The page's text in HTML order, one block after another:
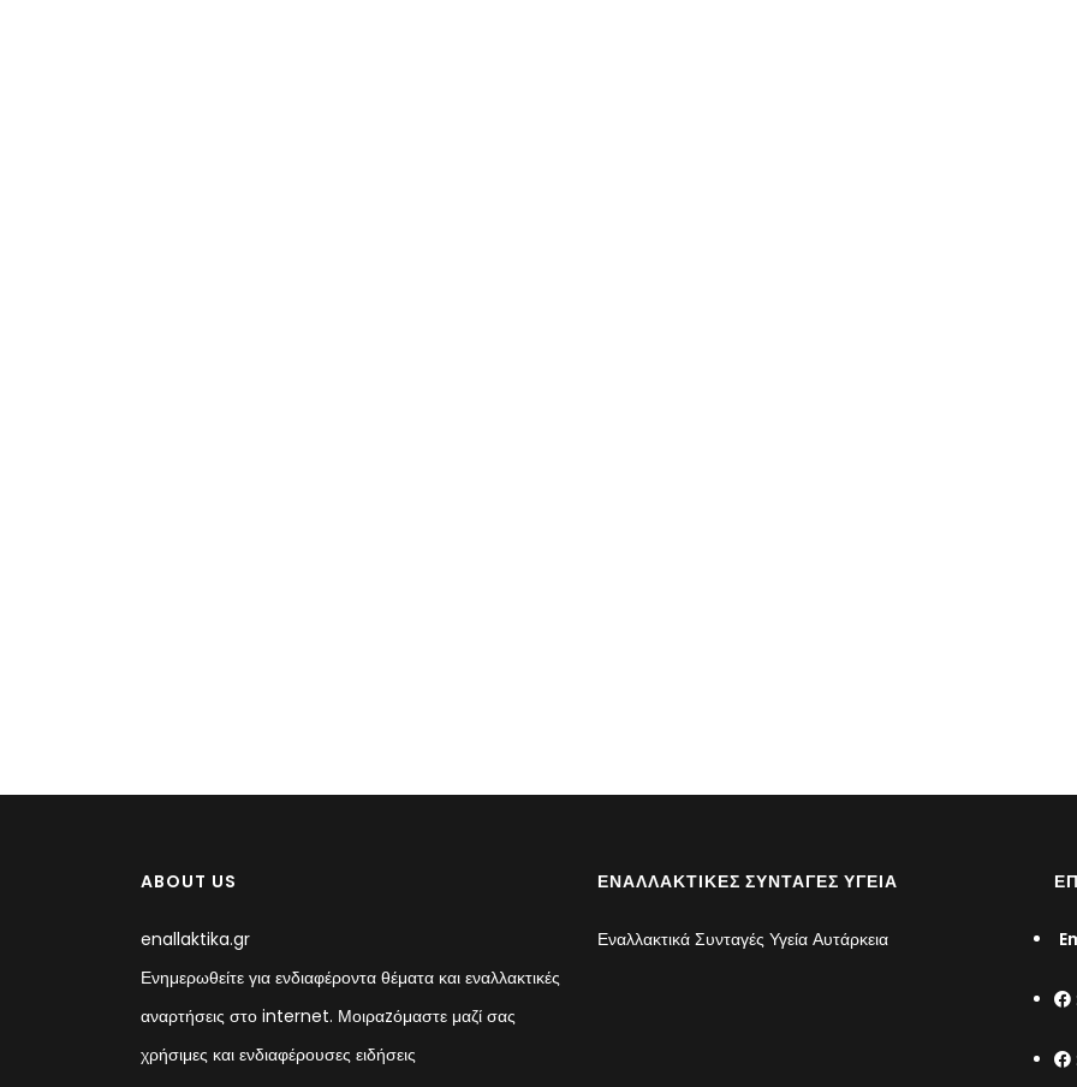
ABOUT US
enallaktika.gr
Ενημερωθείτε για ενδιαφέροντα θέματα και εναλλακτικές
αναρτήσεις στο internet. Μοιραzόμαστε μαζί σας
χρήσιμες και ενδιαφέρουσες ειδήσεις
ΕΝΑΛΛΑΚΤΙΚΈΣ ΣΥΝΤΑΓΈΣ ΥΓΕΊΑ
Εναλλακτικά Συνταγές Υγεία Αυτάρκεια
:
: